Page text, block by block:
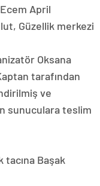
April
Güzellik merkezi
Oksana
tarafından
ve
sunuculara teslim
tacına Başak